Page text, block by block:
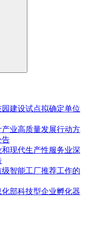
建设试点拟确定单位
业高质量发展行动方
告
现代生产性服务业深
智能工厂推荐工作的
部科技型企业孵化器